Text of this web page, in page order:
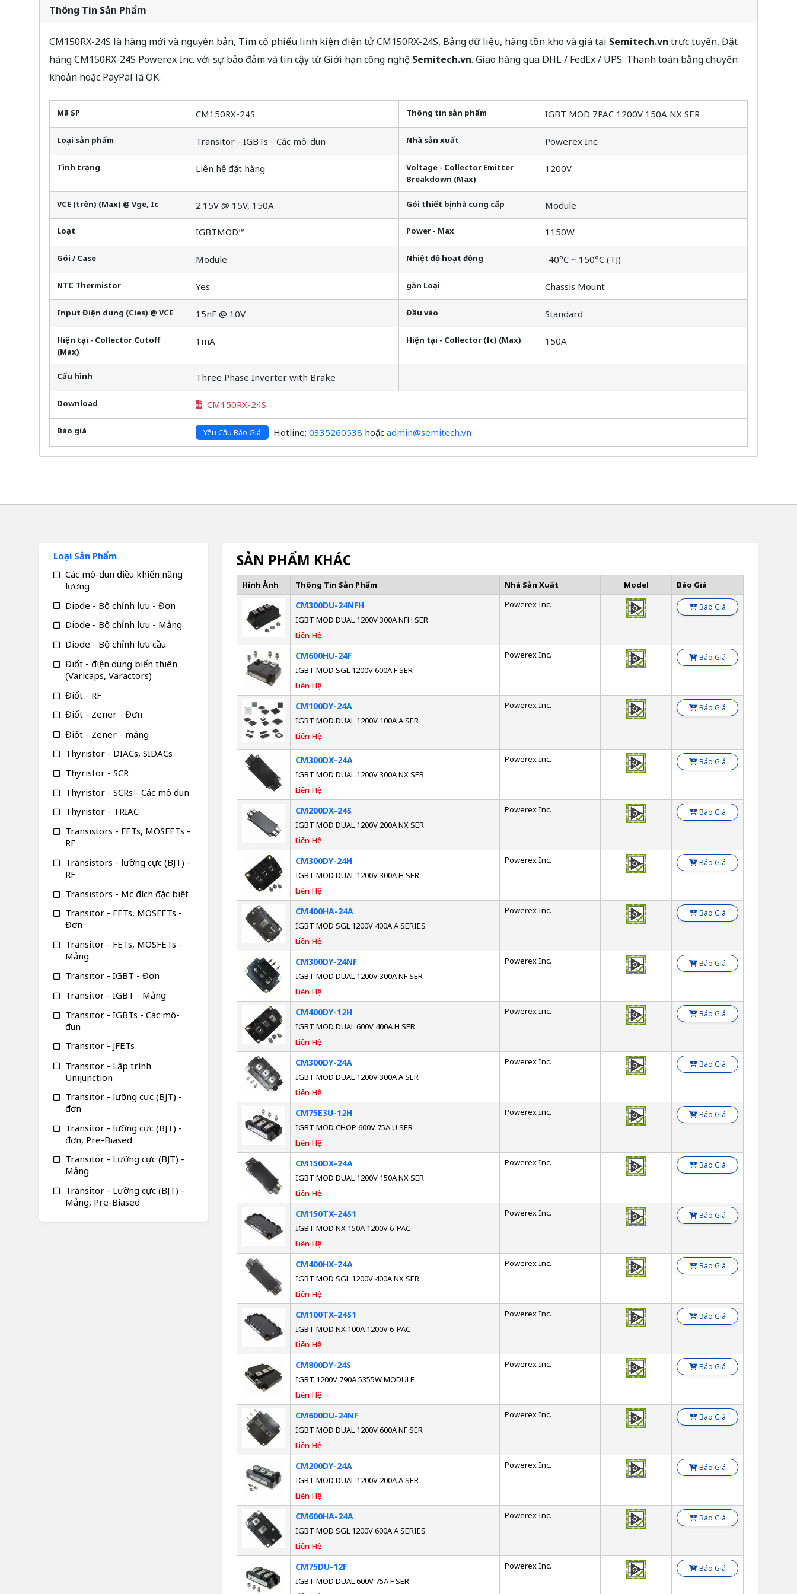
Thông Tin Sản Phẩm
CM150RX-24S là hàng mới và nguyên bản, Tìm cổ phiếu linh kiện điện tử CM150RX-24S, Bảng dữ liệu, hàng tồn kho và giá tại Semitech.vn trực tuyến, Đặt
hàng CM150RX-24S Powerex Inc. với sự bảo đảm và tin cậy từ Giới hạn công nghệ Semitech.vn. Giao hàng qua DHL / FedEx / UPS. Thanh toán bằng chuyển
khoản hoặc PayPal là OK.
Mã SP CM150RX-24S Thông tin sản phẩm IGBT MOD 7PAC 1200V 150A NX SER
Loại sản phẩm Transitor - IGBTs - Các mô-đun Nhà sản xuất Powerex Inc.
Tình trạng Liên hệ đặt hàng
Voltage - Collector Emitter
Breakdown (Max)
1200V
VCE (trên) (Max) @ Vge, Ic 2.15V @ 15V, 150A Gói thiết bị nhà cung cấp Module
Loạt IGBTMOD™ Power - Max 1150W
Gói / Case Module Nhiệt độ hoạt động -40°C ~ 150°C (TJ)
NTC Thermistor Yes gắn Loại Chassis Mount
Input Điện dung (Cies) @ VCE 15nF @ 10V Đầu vào Standard
Hiện tại - Collector Cutoff
(Max)
1mA Hiện tại - Collector (Ic) (Max) 150A
Cấu hình Three Phase Inverter with Brake
Download CM150RX-24S
Báo giá Yêu Cầu Báo Giá Hotline: 0335260538 hoặc admin@semitech.vn
SẢN PHẨM KHÁC
Hình Ảnh Thông Tin Sản Phẩm Nhà Sản Xuất Model Báo Giá
CM300DU-24NFH
IGBT MOD DUAL 1200V 300A NFH SER
Liên Hệ
Powerex Inc. Báo Giá
CM600HU-24F
IGBT MOD SGL 1200V 600A F SER
Liên Hệ
Powerex Inc. Báo Giá
CM100DY-24A
IGBT MOD DUAL 1200V 100A A SER
Liên Hệ
Powerex Inc. Báo Giá
CM300DX-24A
IGBT MOD DUAL 1200V 300A NX SER
Liên Hệ
Powerex Inc. Báo Giá
CM200DX-24S
IGBT MOD DUAL 1200V 200A NX SER
Liên Hệ
Powerex Inc. Báo Giá
CM300DY-24H
IGBT MOD DUAL 1200V 300A H SER
Liên Hệ
Powerex Inc. Báo Giá
CM400HA-24A
IGBT MOD SGL 1200V 400A A SERIES
Liên Hệ
Powerex Inc. Báo Giá
CM300DY-24NF
IGBT MOD DUAL 1200V 300A NF SER
Liên Hệ
Powerex Inc. Báo Giá
CM400DY-12H
IGBT MOD DUAL 600V 400A H SER
Liên Hệ
Powerex Inc. Báo Giá
CM300DY-24A
IGBT MOD DUAL 1200V 300A A SER
Liên Hệ
Powerex Inc. Báo Giá
CM75E3U-12H
IGBT MOD CHOP 600V 75A U SER
Liên Hệ
Powerex Inc. Báo Giá
CM150DX-24A
IGBT MOD DUAL 1200V 150A NX SER
Liên Hệ
Powerex Inc. Báo Giá
CM150TX-24S1
IGBT MOD NX 150A 1200V 6-PAC
Liên Hệ
Powerex Inc. Báo Giá
CM400HX-24A
IGBT MOD SGL 1200V 400A NX SER
Liên Hệ
Powerex Inc. Báo Giá
CM100TX-24S1
IGBT MOD NX 100A 1200V 6-PAC
Liên Hệ
Powerex Inc. Báo Giá
CM800DY-24S
IGBT 1200V 790A 5355W MODULE
Liên Hệ
Powerex Inc. Báo Giá
CM600DU-24NF
IGBT MOD DUAL 1200V 600A NF SER
Liên Hệ
Powerex Inc. Báo Giá
CM200DY-24A
IGBT MOD DUAL 1200V 200A A SER
Liên Hệ
Powerex Inc. Báo Giá
CM600HA-24A
IGBT MOD SGL 1200V 600A A SERIES
Liên Hệ
Powerex Inc. Báo Giá
CM75DU-12F
IGBT MOD DUAL 600V 75A F SER
Powerex Inc. Báo Giá
Loại Sản Phẩm
Các mô-đun điều khiển năng
lượng
Diode - Bộ chỉnh lưu - Đơn
Diode - Bộ chỉnh lưu - Mảng
Diode - Bộ chỉnh lưu cầu
Điốt - điện dung biến thiên
(Varicaps, Varactors)
Điốt - RF
Điốt - Zener - Đơn
Điốt - Zener - mảng
Thyristor - DIACs, SIDACs
Thyristor - SCR
Thyristor - SCRs - Các mô đun
Thyristor - TRIAC
Transistors - FETs, MOSFETs -
RF
Transistors - lưỡng cực (BJT) -
RF
Transistors - Mục đích đặc biệt
Transitor - FETs, MOSFETs -
Đơn
Transitor - FETs, MOSFETs -
Mảng
Transitor - IGBT - Đơn
Transitor - IGBT - Mảng
Transitor - IGBTs - Các mô-
đun
Transitor - JFETs
Transitor - Lập trình
Unijunction
Transitor - lưỡng cực (BJT) -
đơn
Transitor - lưỡng cực (BJT) -
đơn, Pre-Biased
Transitor - Lưỡng cực (BJT) -
Mảng
Transitor - Lưỡng cực (BJT) -
Mảng, Pre-Biased